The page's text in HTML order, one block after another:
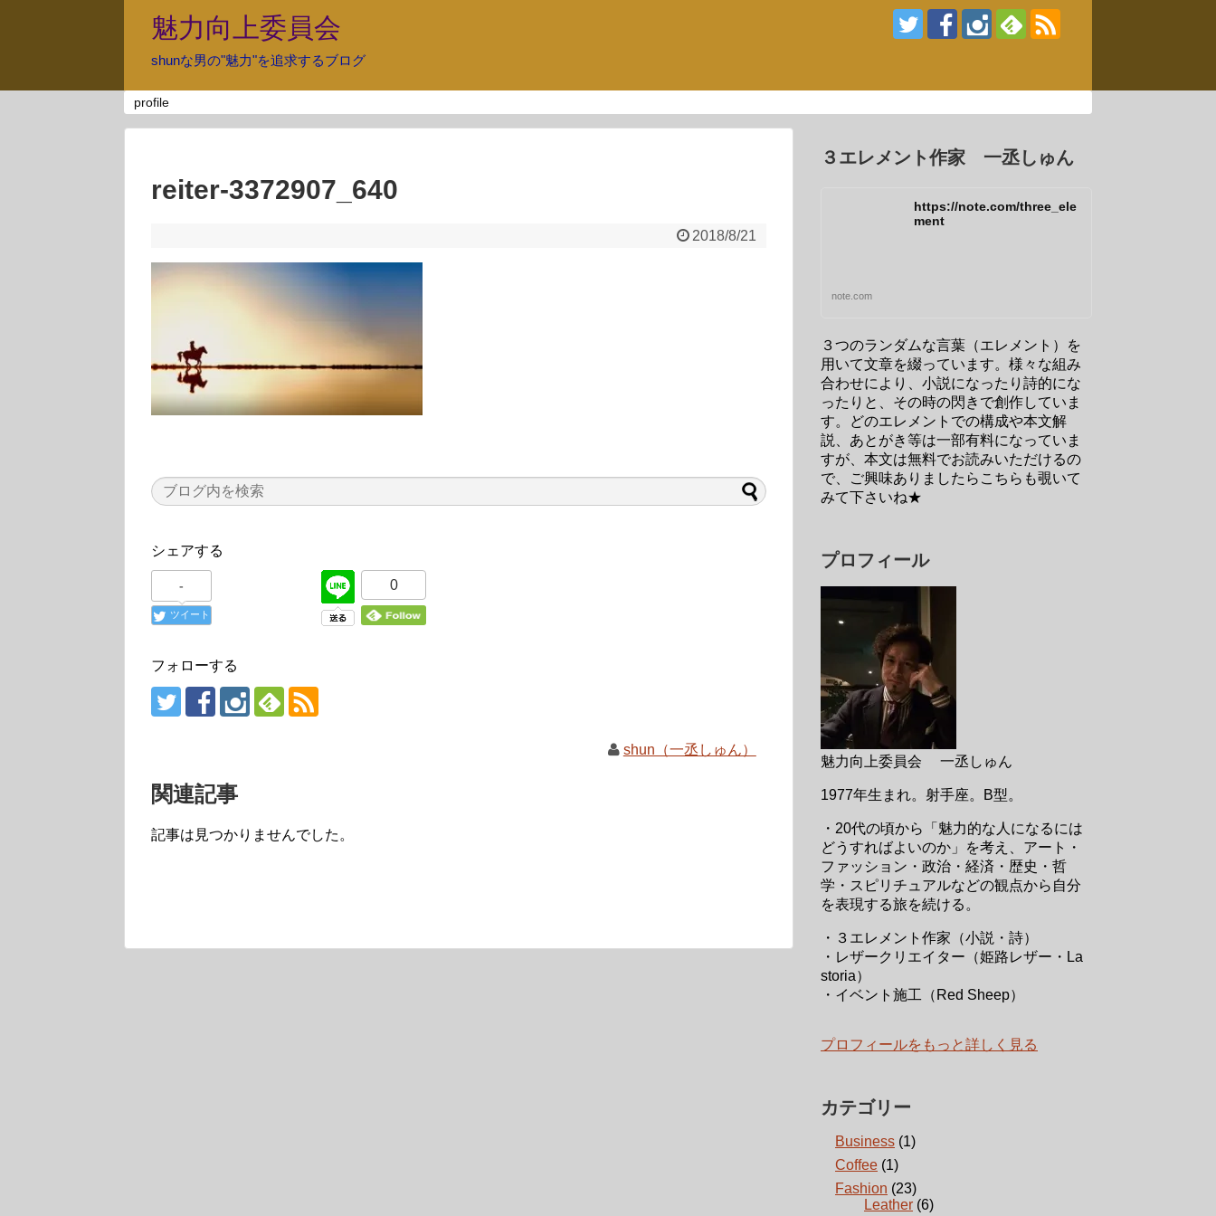
魅力向上委員会
shunな男の"魅力"を追求するブログ
profile
reiter-3372907_640
2018/8/21
シェアする
-
ツイート
0
フォローする
shun（一丞しゅん）
関連記事
記事は見つかりませんでした。
３エレメント作家 一丞しゅん
https://note.com/three_ele
ment
note.com
３つのランダムな言葉（エレメント）を
用いて文章を綴っています。様々な組み
合わせにより、小説になったり詩的にな
ったりと、その時の閃きで創作していま
す。どのエレメントでの構成や本文解
説、あとがき等は一部有料になっていま
すが、本文は無料でお読みいただけるの
で、ご興味ありましたらこちらも覗いて
みて下さいね★
プロフィール
魅力向上委員会 一丞しゅん
1977年生まれ。射手座。B型。
・20代の頃から「魅力的な人になるには
どうすればよいのか」を考え、アート・
ファッション・政治・経済・歴史・哲
学・スピリチュアルなどの観点から自分
を表現する旅を続ける。
・３エレメント作家（小説・詩）
・レザークリエイター（姫路レザー・La
storia）
・イベント施工（Red Sheep）
プロフィールをもっと詳しく見る
カテゴリー
Business (1)
Coffee (1)
Fashion (23)
Leather (6)